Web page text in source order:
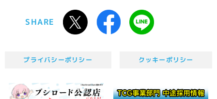
SHARE
プライバシーポリシー クッキーポリシー